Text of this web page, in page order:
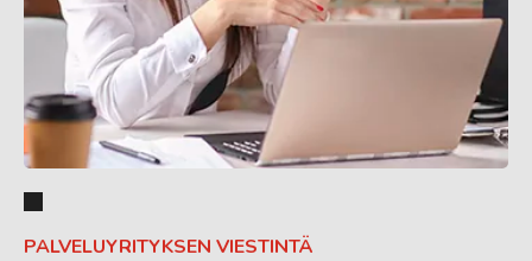
PALVELUYRITYKSEN VIESTINTÄ